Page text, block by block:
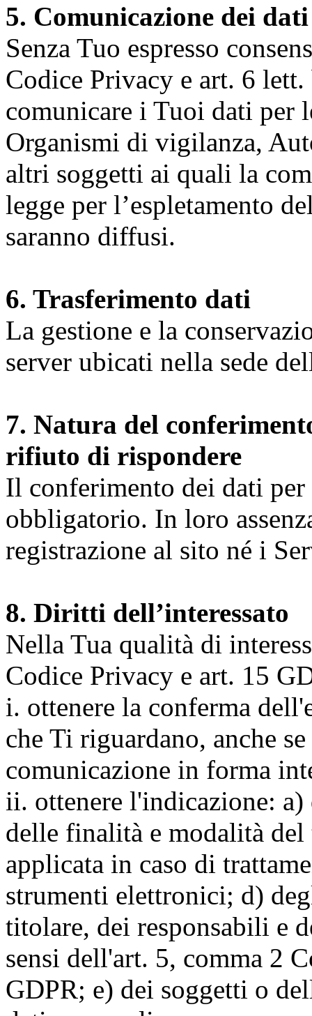
5. Comunicazione dei dati
Senza Tuo espresso
Codice Privacy e art. 6
comunicare i Tuoi dati per
Organismi di vigilanza,
altri soggetti ai quali la
legge per l’espletamento
saranno diffusi.
6. Trasferimento dati
La gestione e la
server ubicati nella sede
7. Natura del
rifiuto di rispondere
Il conferimento dei dati
obbligatorio. In loro
registrazione al sito né i
8. Diritti dell’interessato
Nella Tua qualità di
Codice Privacy e art. 15
i. ottenere la conferma
che Ti riguardano, anche
comunicazione in forma
ii. ottenere l'indicazione:
delle finalità e modalità
applicata in caso di
strumenti elettronici; d)
titolare, dei responsabili e
sensi dell'art. 5, comma 2
GDPR; e) dei soggetti o